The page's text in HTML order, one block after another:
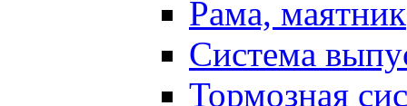
Рама, маятник
Система
Тормозная